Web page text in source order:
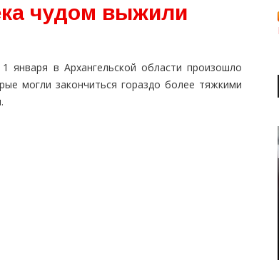
чудом выжили
января в Архангельской области произошло
могли закончиться гораздо более тяжкими